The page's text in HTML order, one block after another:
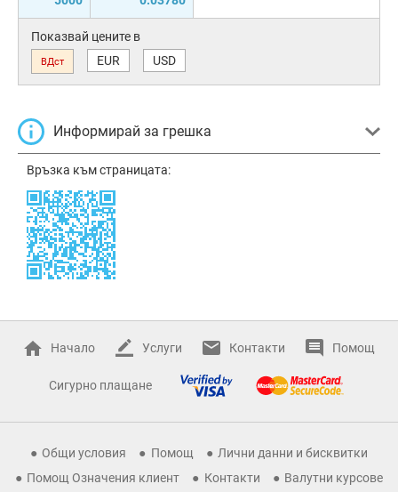
Показвай цените в
ВДст EUR USD
Информирай за грешка
Връзка към страницата:
Начало Услуги Контакти Помощ
Сигурно плащане
Общи условия Помощ
Лични данни и бисквитки
Помощ Означения клиент
Контакти Валутни курсове